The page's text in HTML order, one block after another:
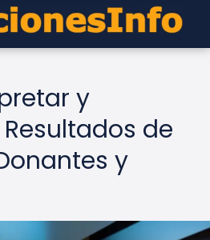
y
de
y